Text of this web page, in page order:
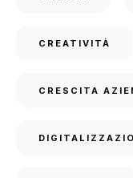
CREATIVITÀ
CRESCITA